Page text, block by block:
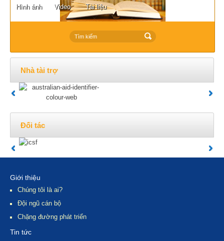
Hình ảnh Video Tài liệu
Nhà tài trợ
Đối tác
Giới thiệu
Chúng tôi là ai?
Đội ngũ cán bộ
Chặng đường phát triển
Tin tức